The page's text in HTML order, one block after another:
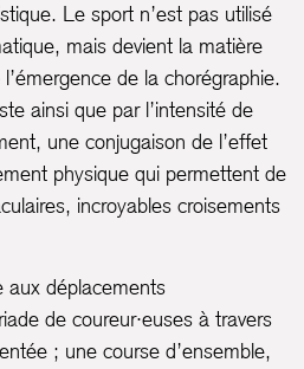
Le sport n’est pas utilisé
mais devient la matière
de la chorégraphie.
ainsi que par l’intensité de
une conjugaison de l’effet
physique qui permettent de
incroyables croisements
aux déplacements
de coureur·euses à travers
; une course d’ensemble,